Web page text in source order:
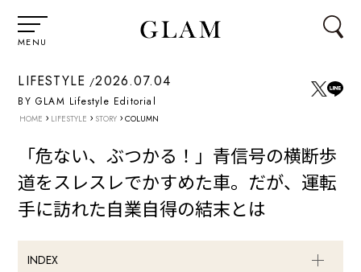
MENU
LIFESTYLE 2026.07.04
BY GLAM Lifestyle Editorial
HOME › LIFESTYLE › STORY › COLUMN
「危ない、ぶつかる！」青信号の横断歩
道をスレスレでかすめた車。だが、運転
手に訪れた自業自得の結末とは
INDEX